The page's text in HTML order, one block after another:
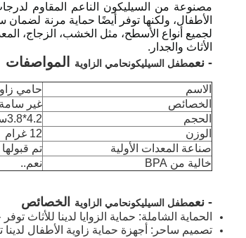
لجميع أنواع الأسطح، مثل الخشب، الزجاج،
الأثاث والجدار.
- نعمطفل السيليكونحامي الزاوية المواصفات
الاسم
حامي
الخصائص
غير سامة
الحجم
4.2*3.8سم
الوزن
12 غرام
صناعة المعدات الأولية
تم قبولها
خالية من BPA
نعم..
- نعمطفل السيليكونحامي الزاوية الخصائص
الحماية الشاملة: حماية الزوايا لدينا للأثاث
تصميم ساحر: أجهزة حماية زاوية الأطفال